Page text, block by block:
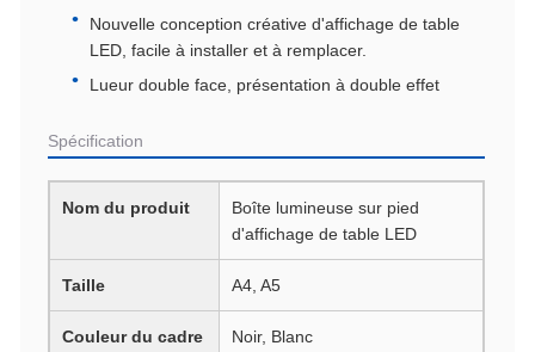
Nouvelle conception créative d'affichage de table
LED, facile à installer et à remplacer.
Lueur double face, présentation à double effet
Spécification
Nom du produit
Boîte lumineuse sur pied
d'affichage de table LED
Taille A4, A5
Couleur du cadre Noir, Blanc